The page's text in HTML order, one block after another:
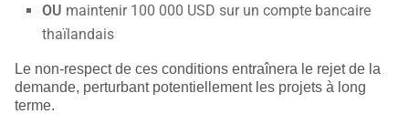
OU maintenir 100 000 USD sur un compte bancaire
thaïlandais
Le non-respect de ces conditions entraînera le rejet de la
demande, perturbant potentiellement les projets à long
terme.